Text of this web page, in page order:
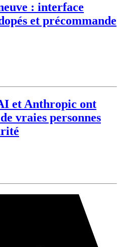
: interface
et précommande
et Anthropic ont
vraies personnes